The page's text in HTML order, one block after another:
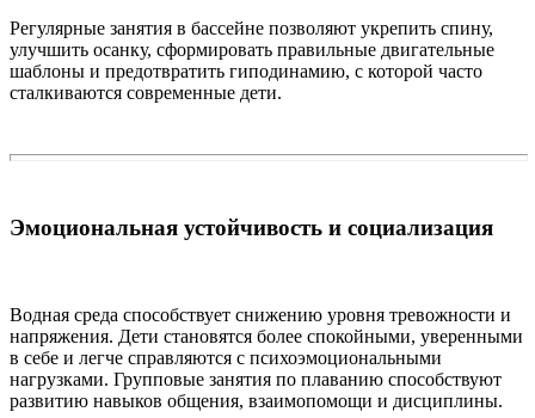
Регулярные занятия в бассейне позволяют укрепить спину,
улучшить осанку, сформировать правильные двигательные
шаблоны и предотвратить гиподинамию, с которой часто
сталкиваются современные дети.
Эмоциональная устойчивость и социализация
Водная среда способствует снижению уровня тревожности и
напряжения. Дети становятся более спокойными, уверенными
в себе и легче справляются с психоэмоциональными
нагрузками. Групповые занятия по плаванию способствуют
развитию навыков общения, взаимопомощи и дисциплины.